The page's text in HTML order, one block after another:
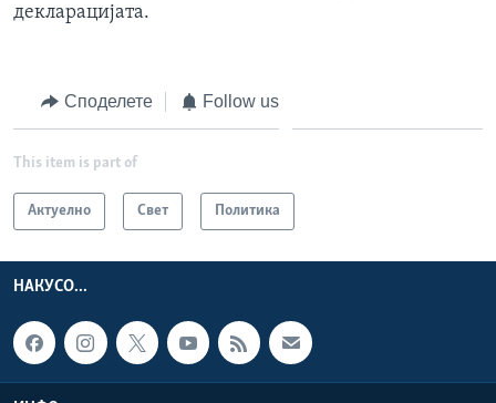
декларацијата.
Споделете Follow us
This item is part of
Актуелно Свет Политика
НАКУСО...